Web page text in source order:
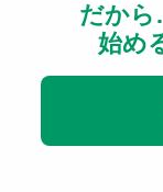
だか
始め